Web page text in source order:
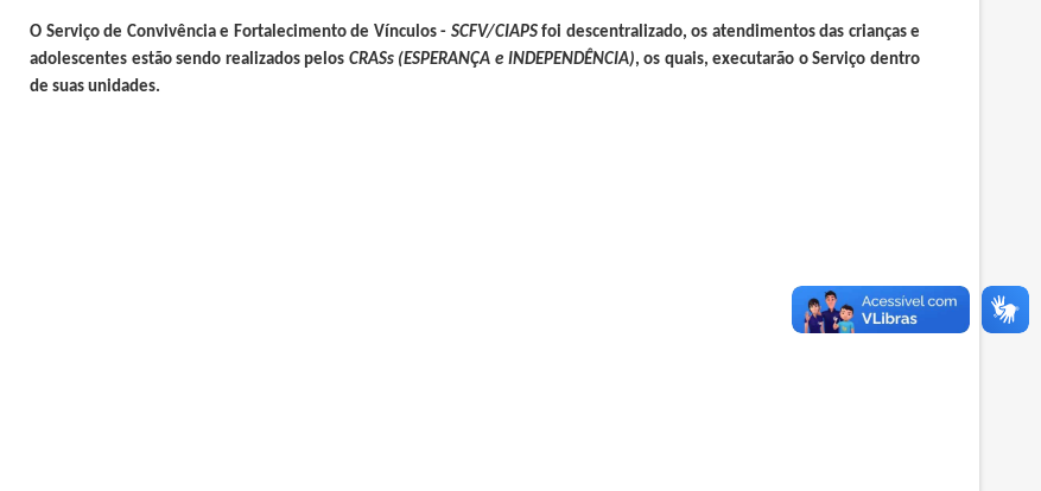
O Serviço de Convivência e Fortalecimento de Vínculos - SCFV/CIAPSfoi descentralizado, os atendimentos das crianças e
adolescentes estão sendo realizados pelos CRASs (ESPERANÇA e INDEPENDÊNCIA), os quais, executarão o Serviço dentro
de suas unidades.